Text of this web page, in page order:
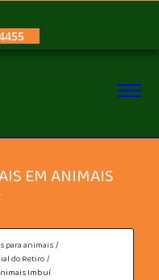
EM ANIMAIS
para animais
do Retiro
Imbuí